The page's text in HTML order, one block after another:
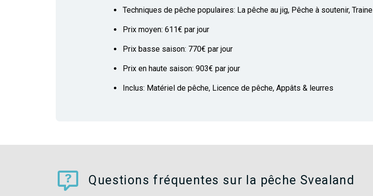
Techniques de pêche populaires: La pêche au jig, Pêche à soutenir, Traine
Prix moyen: 611€ par jour
Prix basse saison: 770€ par jour
Prix en haute saison: 903€ par jour
Inclus: Matériel de pêche, Licence de pêche, Appâts & leurres
Questions fréquentes sur la pêche Svealand